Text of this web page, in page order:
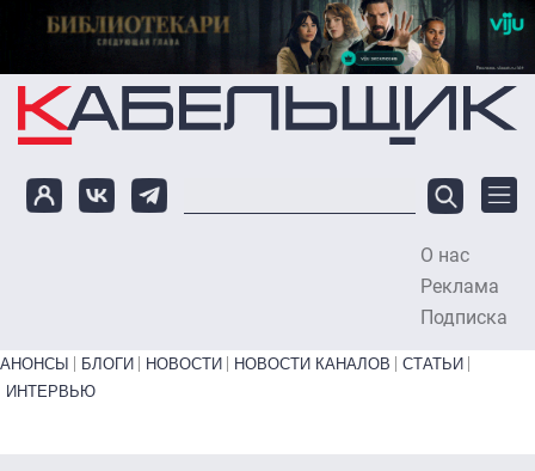
Перейти к основному содержанию
О нас
Реклама
Подписка
Primary links bottom
АНОНСЫ БЛОГИ НОВОСТИ НОВОСТИ КАНАЛОВ
СТАТЬИ
ИНТЕРВЬЮ